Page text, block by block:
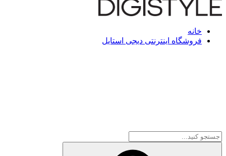
خانه
فروشگاه اینترنتی دیجی استایل